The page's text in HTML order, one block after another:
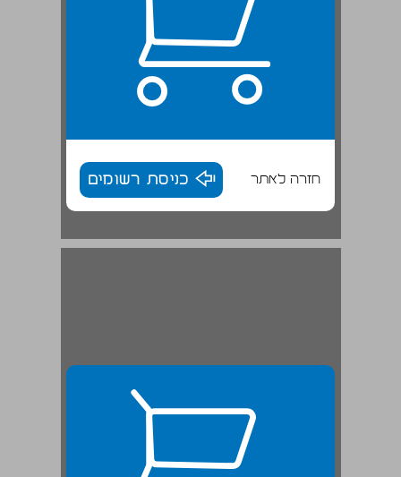
חזרה לאתר כניסת רשומים
3. חבלי קליטה בארץ החמסינים ... 28